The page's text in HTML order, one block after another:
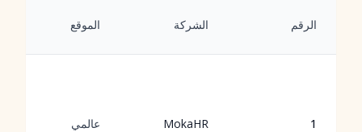
الرقم الشركة الموقع
1
MokaHR عالمي